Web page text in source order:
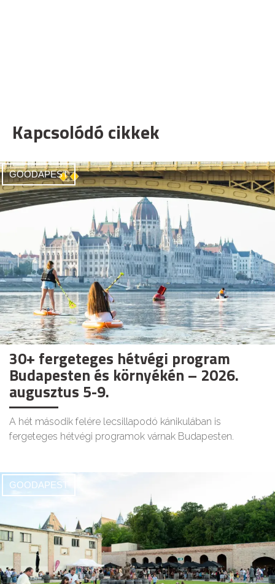
Kapcsolódó cikkek
GOODAPEST
30+ fergeteges hétvégi program
Budapesten és környékén – 2026.
augusztus 5-9.
A hét második felére lecsillapodó kánikulában is
fergeteges hétvégi programok várnak Budapesten.
GOODAPEST